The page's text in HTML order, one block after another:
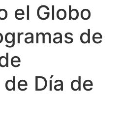
el Globo
de
Día de